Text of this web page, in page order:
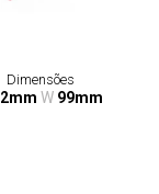
Dimensões
W 99mm